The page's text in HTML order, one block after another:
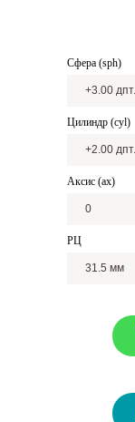
Сфера (sph)
Цилиндр (cyl)
Аксис (ax)
РЦ